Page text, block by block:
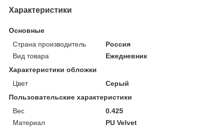
Характеристики
Основные
Страна производитель
Россия
Вид товара
Ежедневник
Характеристики обложки
Цвет
Серый
Пользовательские характеристики
Вес
0.425
Материал
PU Velvet